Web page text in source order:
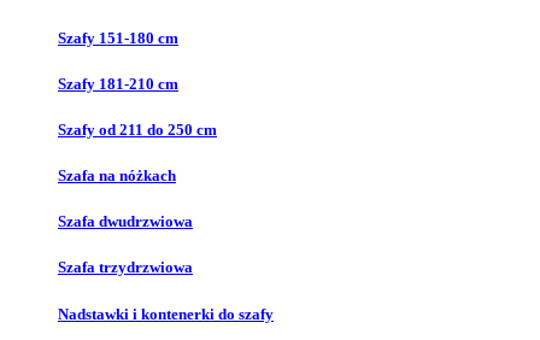
Szafy 151-180 cm
Szafy 181-210 cm
Szafy od 211 do 250 cm
Szafa na nóżkach
Szafa dwudrzwiowa
Szafa trzydrzwiowa
Nadstawki i kontenerki do szafy